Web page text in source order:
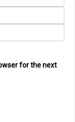
for the next